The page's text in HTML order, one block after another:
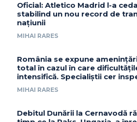
Oficial: Atletico Madrid l-a
stabilind un nou record de
națiunii
MIHAI RARES
România se expune
total în cazul în care
intensifică. Specialiștii cer
MIHAI RARES
Debitul Dunării la Cernavodă